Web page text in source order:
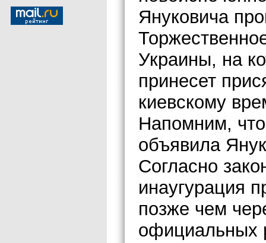
Януковича
Украины, на
принесет
киевскому
Напомним,
объявила
Согласно
инаугурация
позже чем
официальных